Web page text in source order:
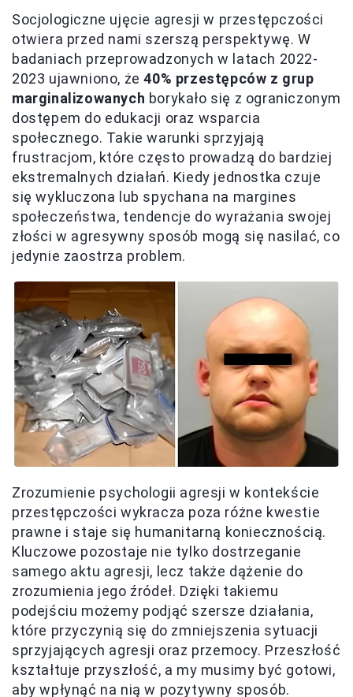
Socjologiczne ujęcie agresji w przestępczości
otwiera przed nami szerszą perspektywę. W
badaniach przeprowadzonych w latach 2022-
2023 ujawniono, że40% przestępców z grup
marginalizowanych borykało się z ograniczonym
dostępem do edukacji oraz wsparcia
społecznego. Takie warunki sprzyjają
frustracjom, które często prowadzą do bardziej
ekstremalnych działań. Kiedy jednostka czuje
się wykluczona lub spychana na margines
społeczeństwa, tendencje do wyrażania swojej
złości w agresywny sposób mogą się nasilać, co
jedynie zaostrza problem.
Zrozumienie psychologii agresji w kontekście
przestępczości wykracza poza różne kwestie
prawne i staje się humanitarną koniecznością.
Kluczowe pozostaje nie tylko dostrzeganie
samego aktu agresji, lecz także dążenie do
zrozumienia jego źródeł. Dzięki takiemu
podejściu możemy podjąć szersze działania,
które przyczynią się do zmniejszenia sytuacji
sprzyjających agresji oraz przemocy. Przeszłość
kształtuje przyszłość, a my musimy być gotowi,
aby wpłynąć na nią w pozytywny sposób.